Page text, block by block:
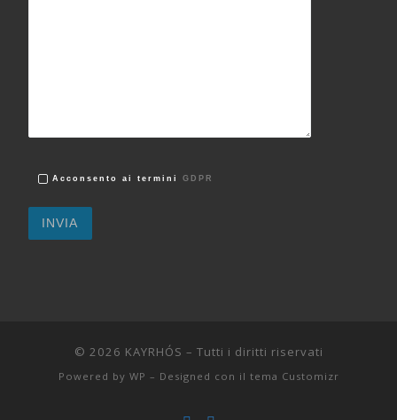
Acconsento ai terminiGDPR
© 2026 KAYRHÓS – Tutti i diritti riservati
Powered by WP – Designed con il tema Customizr